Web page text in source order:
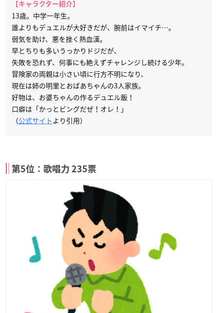
【キャラクター紹介】
13歳。中学一年生。
誰よりもデュエルが大好きだが、腕前はイマイチ…。
弱気を助け、悪を挫く熱血漢。
早とちりも多いうっかりドジだが、
失敗を恐れず、何事にも絶えずチャレンジし続ける少年。
冒険家の両親は小さい頃に行方不明になり、
現在は姉の明里とおばあちゃんの3人家族。
好物は、お婆ちゃんの作るデュエル飯！
口癖は「かっとビングだぜ！オレ！」
（公式サイト より引用）
第5位：歌唱力 235票